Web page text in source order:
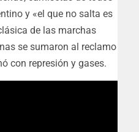
y «el que no salta es
de las marchas
se sumaron al reclamo
con represión y gases.